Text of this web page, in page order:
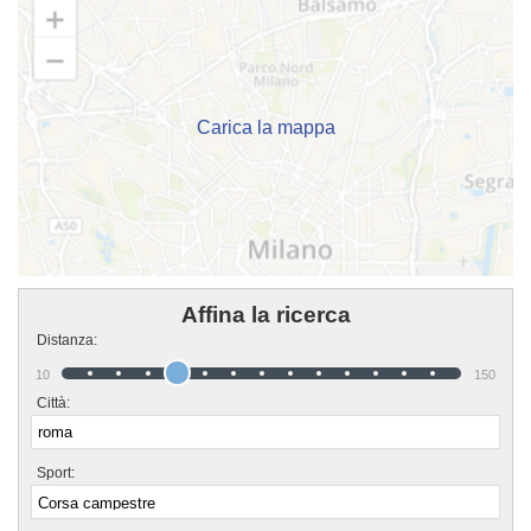
solamente a dei sicuri professionisti. Associazione Sportiva Dilettantistica
Sabina Marathon Club è in quel gruppo di associazioni che possono
davvero offrire questa sicurezza. Associazione Sportiva Dilettantistica Sabina
Marathon Club è una grande famiglia in cui potrai trovare un ambiente
amichevole e sereno in cui trascorrere davvero amichevole il tuo tempo. Se
vuoi iscriverti o semplicemente informarti sui loro corsi puoi recarti in sede o
mandare un messaggio cliccando sul bottone "Contattaci" presente nella
Carica la mappa
Affina la ricerca
Distanza:
10 150
Città:
Sport: